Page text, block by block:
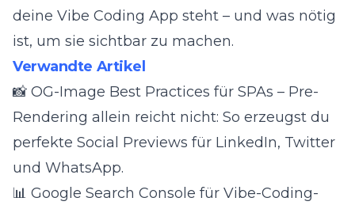
deine Vibe Coding App steht – und was nötig
ist, um sie sichtbar zu machen.
Verwandte Artikel
📸 OG-Image Best Practices für SPAs – Pre-
Rendering allein reicht nicht: So erzeugst du
perfekte Social Previews für LinkedIn, Twitter
und WhatsApp.
📊 Google Search Console für Vibe-Coding-